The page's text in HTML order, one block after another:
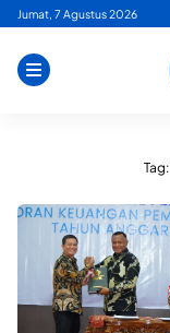
Skip
content
Jumat, 7 Agustus 2026
Tag: